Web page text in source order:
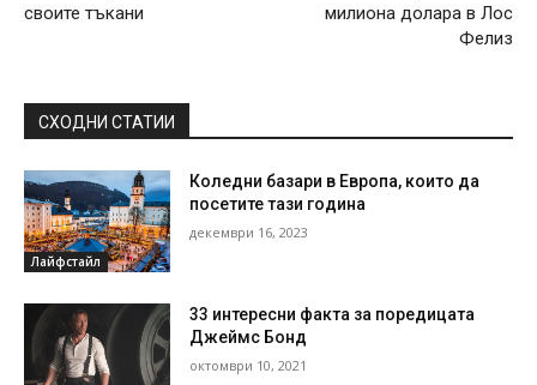
своите тъкани
милиона долара в Лос
Фелиз
СХОДНИ СТАТИИ
Лайфстайл
Коледни базари в Европа, които да
посетите тази година
декември 16, 2023
33 интересни факта за поредицата
Джеймс Бонд
октомври 10, 2021